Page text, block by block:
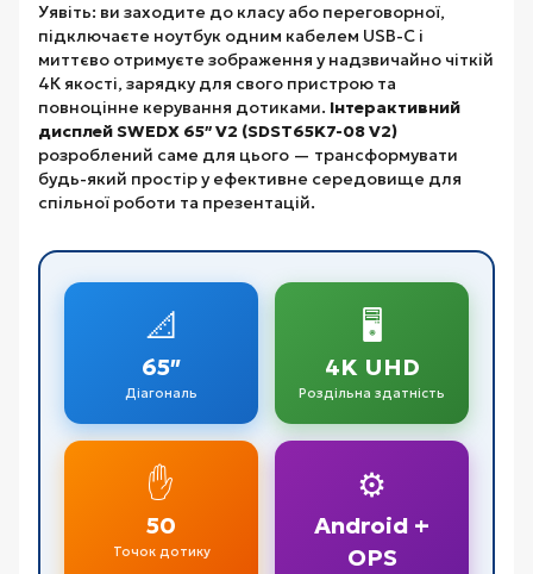
Уявіть: ви заходите до класу або переговорної,
підключаєте ноутбук одним кабелем USB-C і
миттєво отримуєте зображення у надзвичайно чіткій
4К якості, зарядку для свого пристрою та
повноцінне керування дотиками. Інтерактивний
дисплей SWEDX 65″ V2 (SDST65K7-08 V2)
розроблений саме для цього — трансформувати
будь-який простір у ефективне середовище для
спільної роботи та презентацій.
📐
65″
Діагональ
🖥️
4K UHD
Роздільна здатність
✋
50
Точок дотику
⚙️
Android +
OPS